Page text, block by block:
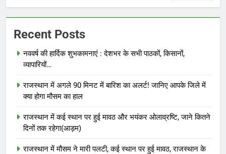
Recent Posts
नववर्ष की हार्दिक शुभकामनाएं : देशभर के सभी पाठकों, किसानों,
व्यापारियों…
राजस्थान में अगले 90 मिनट में बारिश का अलर्ट! जानिए आपके जिले में
क्या होगा मौसम का हाल
राजस्थान में कई स्थान पर हुई मावठ और भयंकर ओलाव्रष्टि, जाने कितने
दिनों तक रहेगा(आड़म)
राजस्थान में मौसम ने मारी पलटी, कई स्थान पर हुई मावठ, राजस्थान के